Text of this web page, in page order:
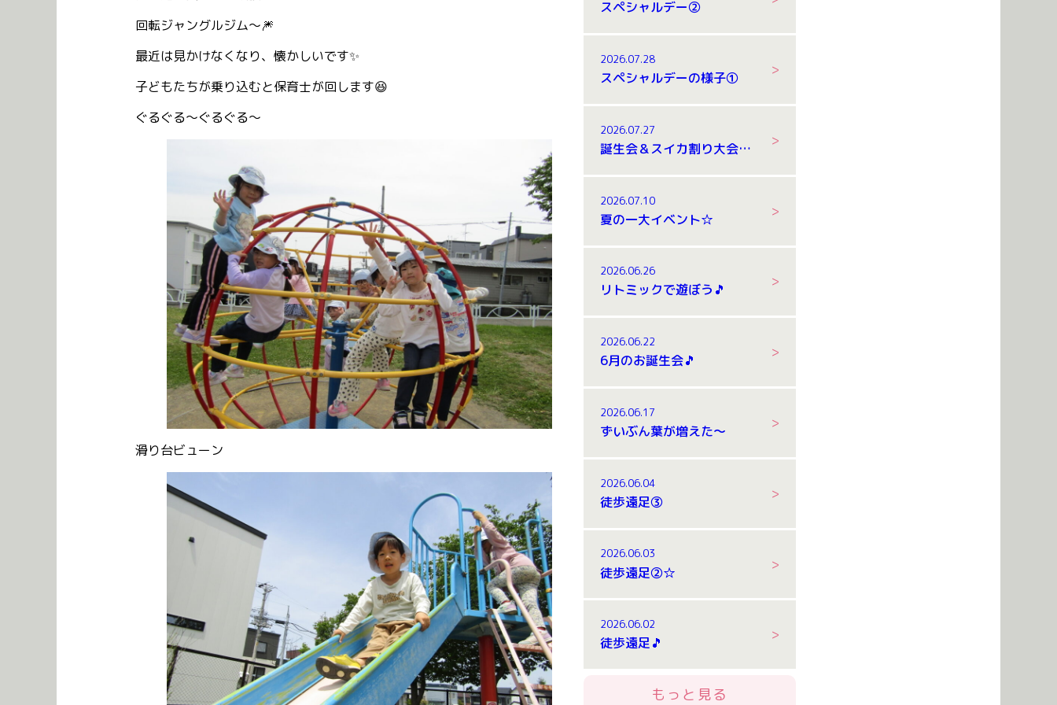
回転ジャングルジム～🎆
最近は見かけなくなり、懐かしいです✨
子どもたちが乗り込むと保育士が回します😆
ぐるぐる～ぐるぐる～
滑り台ビューン
スペシャルデー②
2026.07.28
スペシャルデーの様子①
2026.07.27
誕生会＆スイカ割り大会の様子
2026.07.10
夏の一大イベント☆
2026.06.26
リトミックで遊ぼう🎵
2026.06.22
6月のお誕生会🎵
2026.06.17
ずいぶん葉が増えた～
2026.06.04
徒歩遠足③
2026.06.03
徒歩遠足②☆
2026.06.02
徒歩遠足🎵
もっと見る